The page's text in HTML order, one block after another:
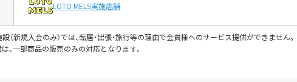
LOTO MELS実施店舗
（新規入会のみ）では、転居・出張・旅行等の理由で会員様へのサービス提供ができません。
、一部商品の販売のみの対応となります。